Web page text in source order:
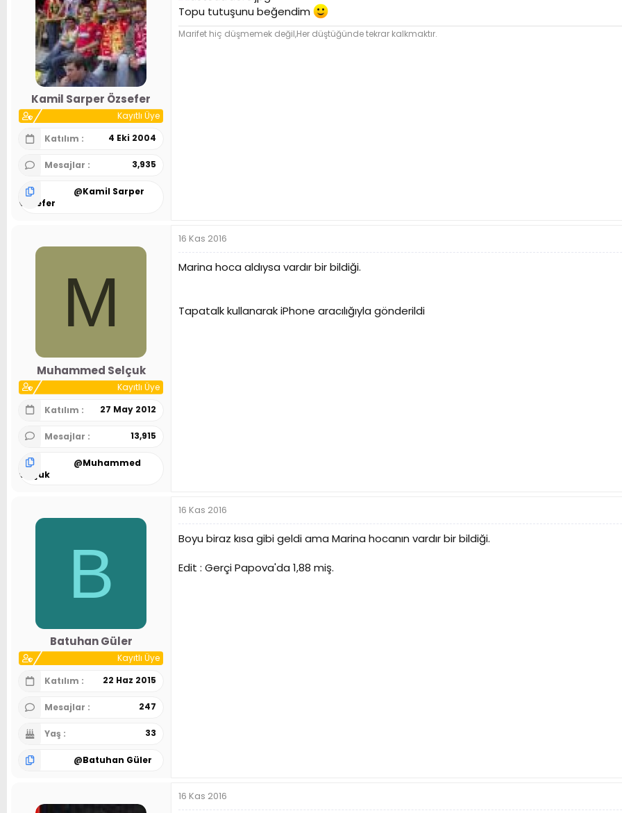
Kamil Sarper Özsefer
Kayıtlı Üye
Katılım
4 Eki 2004
Mesajlar 3,935
@Kamil Sarper
Özsefer
Topu tutuşunu beğendim
Marifet hiç düşmemek değil,Her düştüğünde tekrar kalkmaktır.
M
Muhammed Selçuk
Kayıtlı Üye
Katılım
27 May 2012
Mesajlar 13,915
@Muhammed
Selçuk
16 Kas 2016
Marina hoca aldıysa vardır bir bildiği.
Tapatalk kullanarak iPhone aracılığıyla gönderildi
B
Batuhan Güler
Kayıtlı Üye
Katılım
22 Haz 2015
Mesajlar 247
Yaş 33
@Batuhan Güler
16 Kas 2016
Boyu biraz kısa gibi geldi ama Marina hocanın vardır bir bildiği.
Edit : Gerçi Papova'da 1,88 miş.
16 Kas 2016